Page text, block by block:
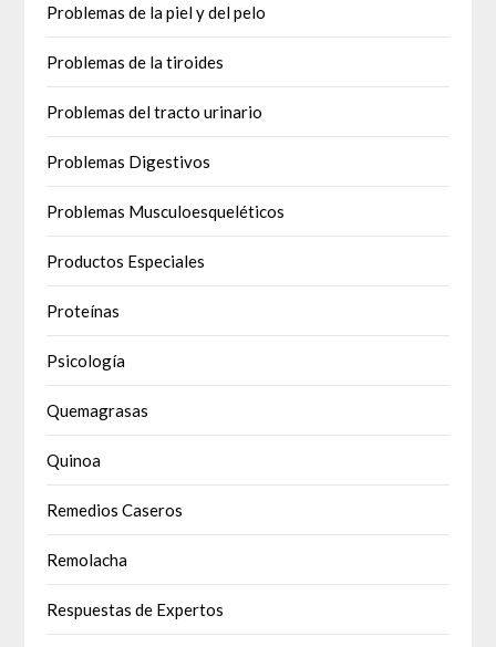
Problemas de la piel y del pelo
Problemas de la tiroides
Problemas del tracto urinario
Problemas Digestivos
Problemas Musculoesqueléticos
Productos Especiales
Proteínas
Psicología
Quemagrasas
Quinoa
Remedios Caseros
Remolacha
Respuestas de Expertos